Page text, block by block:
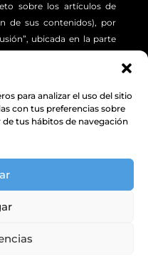
para analizar el uso del sitio
con tus preferencias sobre
tus hábitos de navegación
sobre los artículos de
de sus contenidos), por
ubicada en la parte
yPolítica de
Creative Commons
en el Registro Nacional de